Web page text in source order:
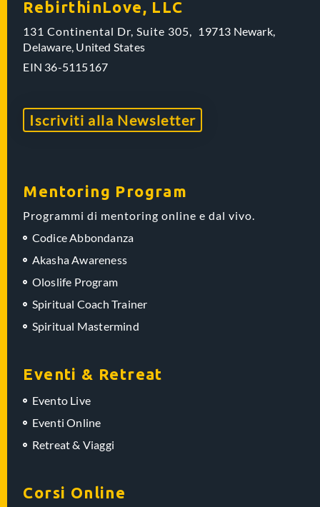
RebirthinLove, LLC
131 Continental Dr, Suite 305, 19713 Newark,
Delaware, United States
EIN 36-5115167
Iscriviti alla Newsletter
Mentoring Program
Programmi di mentoring online e dal vivo.
Codice Abbondanza
Akasha Awareness
Oloslife Program
Spiritual Coach Trainer
Spiritual Mastermind
Eventi & Retreat
Evento Live
Eventi Online
Retreat & Viaggi
Corsi Online